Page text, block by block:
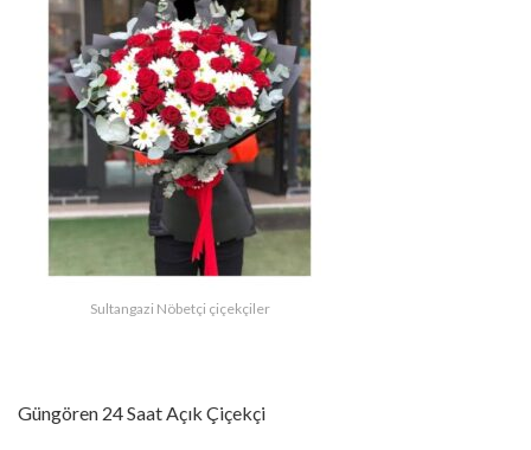
Sultangazi Nöbetçi çiçekçiler
Güngören 24 Saat Açık Çiçekçi